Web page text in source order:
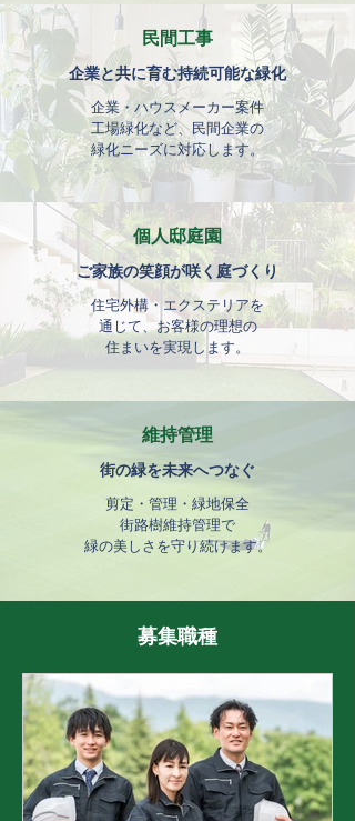
民間工事
企業と共に育む持続可能な緑化
企業・ハウスメーカー案件
工場緑化など、民間企業の
緑化ニーズに対応します。
個人邸庭園
ご家族の笑顔が咲く庭づくり
住宅外構・エクステリアを
通じて、お客様の理想の
住まいを実現します。
維持管理
街の緑を未来へつなぐ
剪定・管理・緑地保全
街路樹維持管理で
緑の美しさを守り続けます。
募集職種​